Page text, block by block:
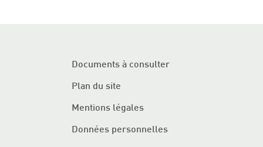
Documents à consulter
Plan du site
Mentions légales
Données personnelles